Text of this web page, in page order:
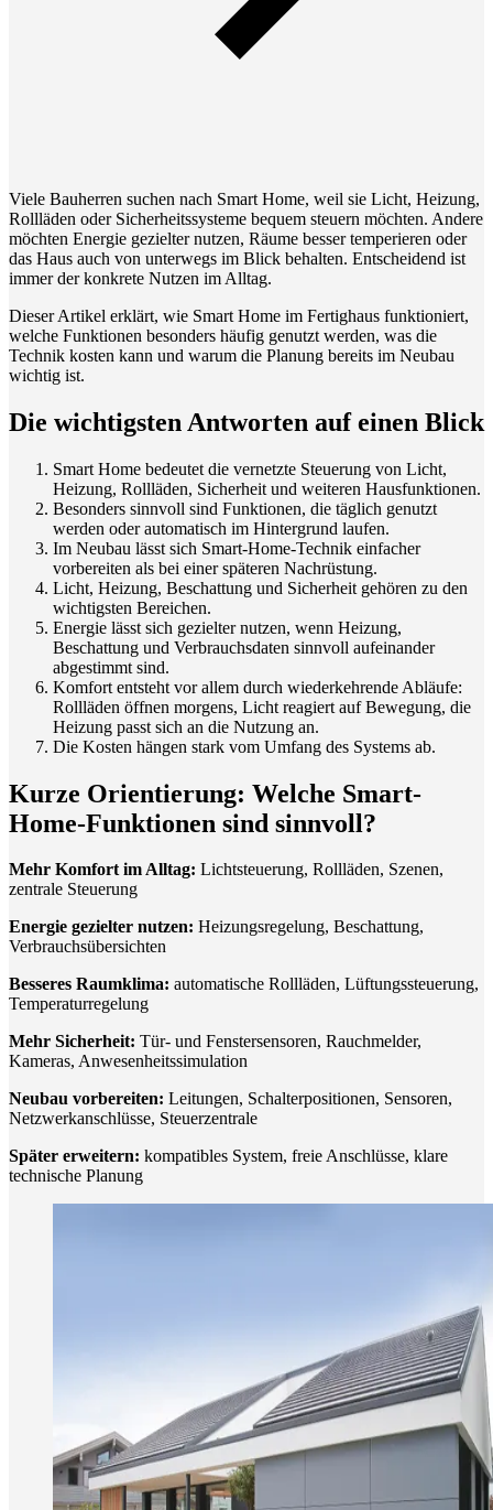
Viele Bauherren suchen nach Smart Home, weil sie Licht, Heizung,
Rollläden oder Sicherheitssysteme bequem steuern möchten. Andere
möchten Energie gezielter nutzen, Räume besser temperieren oder
das Haus auch von unterwegs im Blick behalten. Entscheidend ist
immer der konkrete Nutzen im Alltag.
Dieser Artikel erklärt, wie Smart Home im Fertighaus funktioniert,
welche Funktionen besonders häufig genutzt werden, was die
Technik kosten kann und warum die Planung bereits im Neubau
wichtig ist.
Die wichtigsten Antworten auf einen Blick
Smart Home bedeutet die vernetzte Steuerung von Licht,
Heizung, Rollläden, Sicherheit und weiteren Hausfunktionen.
Besonders sinnvoll sind Funktionen, die täglich genutzt
werden oder automatisch im Hintergrund laufen.
Im Neubau lässt sich Smart-Home-Technik einfacher
vorbereiten als bei einer späteren Nachrüstung.
Licht, Heizung, Beschattung und Sicherheit gehören zu den
wichtigsten Bereichen.
Energie lässt sich gezielter nutzen, wenn Heizung,
Beschattung und Verbrauchsdaten sinnvoll aufeinander
abgestimmt sind.
Komfort entsteht vor allem durch wiederkehrende Abläufe:
Rollläden öffnen morgens, Licht reagiert auf Bewegung, die
Heizung passt sich an die Nutzung an.
Die Kosten hängen stark vom Umfang des Systems ab.
Kurze Orientierung: Welche Smart-
Home-Funktionen sind sinnvoll?
Mehr Komfort im Alltag: Lichtsteuerung, Rollläden, Szenen,
zentrale Steuerung
Energie gezielter nutzen: Heizungsregelung, Beschattung,
Verbrauchsübersichten
Besseres Raumklima: automatische Rollläden, Lüftungssteuerung,
Temperaturregelung
Mehr Sicherheit: Tür- und Fenstersensoren, Rauchmelder,
Kameras, Anwesenheitssimulation
Neubau vorbereiten: Leitungen, Schalterpositionen, Sensoren,
Netzwerkanschlüsse, Steuerzentrale
Später erweitern: kompatibles System, freie Anschlüsse, klare
technische Planung